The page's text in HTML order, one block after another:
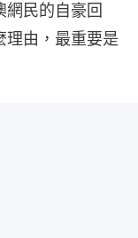
民的自豪回
理由，最重要是